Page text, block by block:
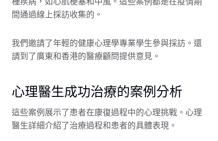
間通過線上採訪收集的。
我們邀請了年輕的健康心理學專業學生參與採訪。還
請到了廣東和香港的醫療顧問提供意見。
心理醫生成功治療的案例分析
這些案例展示了患者在康復過程中的心理挑戰。心理
醫生詳細介紹了治療過程和患者的具體表現。